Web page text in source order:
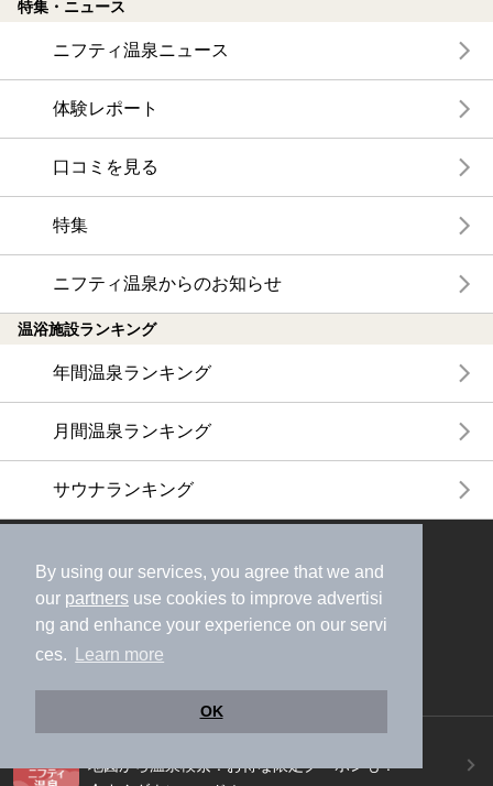
By using our services, you agree that we and
our partners use cookies to improve advertisi
ng and enhance your experience on our servi
ces.
Learn more
OK
特集・ニュース
ニフティ温泉ニュース
体験レポート
口コミを見る
特集
ニフティ温泉からのお知らせ
温浴施設ランキング
年間温泉ランキング
月間温泉ランキング
サウナランキング
おトク情報やクーポン情報を受け取ろう
地図から温泉検索！お得な限定クーポンも！